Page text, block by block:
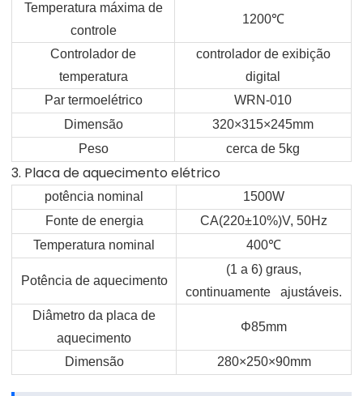
Temperatura máxima de
controle
1200℃
Controlador de
temperatura
controlador de exibição
digital
Par termoelétrico
WRN-010
Dimensão
320×315×245mm
Peso
cerca de 5kg
3. Placa de aquecimento elétrico
potência nominal
1500W
Fonte de energia
CA(220±10%)V, 50Hz
Temperatura nominal
400℃
Potência de aquecimento
(1 a 6) graus,
continuamente ajustáveis.
Diâmetro da placa de
aquecimento
Φ85mm
Dimensão 280×250×90mm